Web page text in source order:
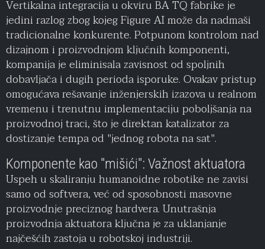
Vertikalna integracija u okviru BA TQ fabrike je
jedini razlog zbog kojeg Figure AI može da nadmaši
tradicionalne konkurente. Potpunom kontrolom nad
dizajnom i proizvodnjom ključnih komponenti,
kompanija je eliminisala zavisnost od spoljnih
dobavljača i dugih perioda isporuke. Ovakav pristup
omogućava rešavanje inženjerskih izazova u realnom
vremenu i trenutnu implementaciju poboljšanja na
proizvodnoj traci, što je direktan katalizator za
dostizanje tempa od "jednog robota na sat".
Komponente kao "mišići": Važnost aktuatora
Uspeh u skaliranju humanoidne robotike ne zavisi
samo od softvera, već od sposobnosti masovne
proizvodnje preciznog hardvera. Unutrašnja
proizvodnja aktuatora ključna je za uklanjanje
najčešćih zastoja u robotskoj industriji.